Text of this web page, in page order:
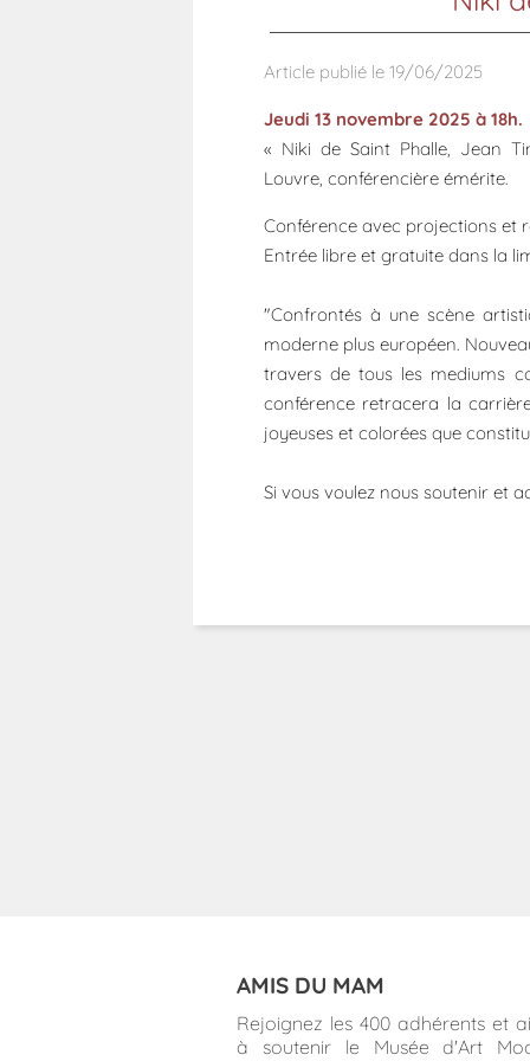
AMIS DU MAM
Rejoignez les 400 adhérents et
à soutenir le Musée d'Art
Article publié le 19/06/2025
Jeudi 13 novembre 2025 à 18h.
« Niki de Saint Phalle, Jean
Louvre, conférencière émérite.
Conférence avec projections et
Entrée libre et gratuite dans la
"Confrontés à une scène
moderne plus européen.
travers de tous les mediums
conférence retracera la
joyeuses et colorées que
Si vous voulez nous soutenir et